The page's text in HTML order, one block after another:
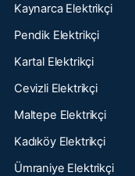
Kaynarca Elektrikçi
Pendik Elektrikçi
Kartal Elektrikçi
Cevizli Elektrikçi
Maltepe Elektrikçi
Kadıköy Elektrikçi
Ümraniye Elektrikçi